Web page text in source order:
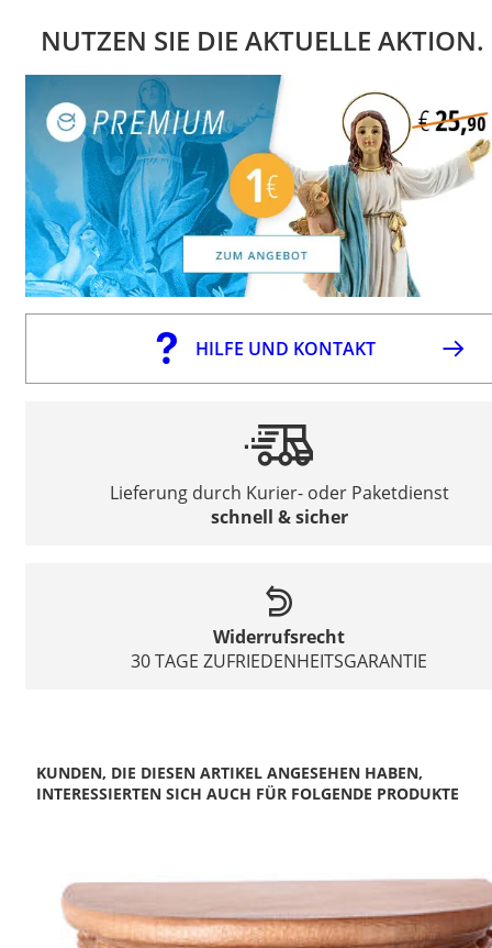
NUTZEN SIE DIE AKTUELLE AKTION.
HILFE UND KONTAKT
Lieferung durch Kurier- oder Paketdienst
schnell & sicher
Widerrufsrecht
30 TAGE ZUFRIEDENHEITSGARANTIE
KUNDEN, DIE DIESEN ARTIKEL ANGESEHEN HABEN,
INTERESSIERTEN SICH AUCH FÜR FOLGENDE PRODUKTE